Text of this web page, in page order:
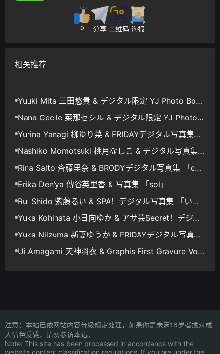
0 分享 二维码 海报
相关推荐
Yuuki Mita 三田悠貴 & デジタル限定 YJ Photo Book
「モ～ッと！夢中にさせちゃうもん」
Nana Cecile 菜那セシル & デジタル限定 YJ Photo B
ook 「淡く、ほのかに。」
Yurina Yanagi 柳ゆり菜 & FRIDAYデジタル写真集
「一緒に一泊旅行 Vol.3」
Nashiko Momotsuki 桃月なしこ & デジタル写真集
「静寂に咲く花」
Rina Saito 斉藤里奈 & BRODYデジタル写真集 「co
me on」
Erika Den’ya 傳谷英里香 & 写真集 「sol」
Rui Shido 紫藤るい & SPA！デジタル写真集 「いけ
ない関係」
Yuka Kohinata 小日向ゆか & アサ芸Secret！デジタ
ル写真集 理想のカノジョ メガネっ娘ビキニ
Yuka Niizuma 新妻ゆうか & FRIDAYデジタル写真集
「イケナイ淑女 Vol.2」
Ui Amagami 天神羽衣 & Graphis First Gravure Vol.1
注意：本站已依网站内容分级规定处理，如果你是未满18岁者或对成
人情色反感，请勿参访本站。
Note: This site has been processed in accordance with the
website content classification regulations. If you are under the